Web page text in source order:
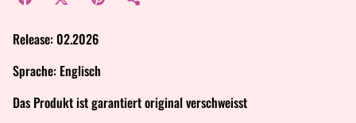
Release: 02.2026
Sprache: Englisch
Das Produkt ist garantiert original verschweisst